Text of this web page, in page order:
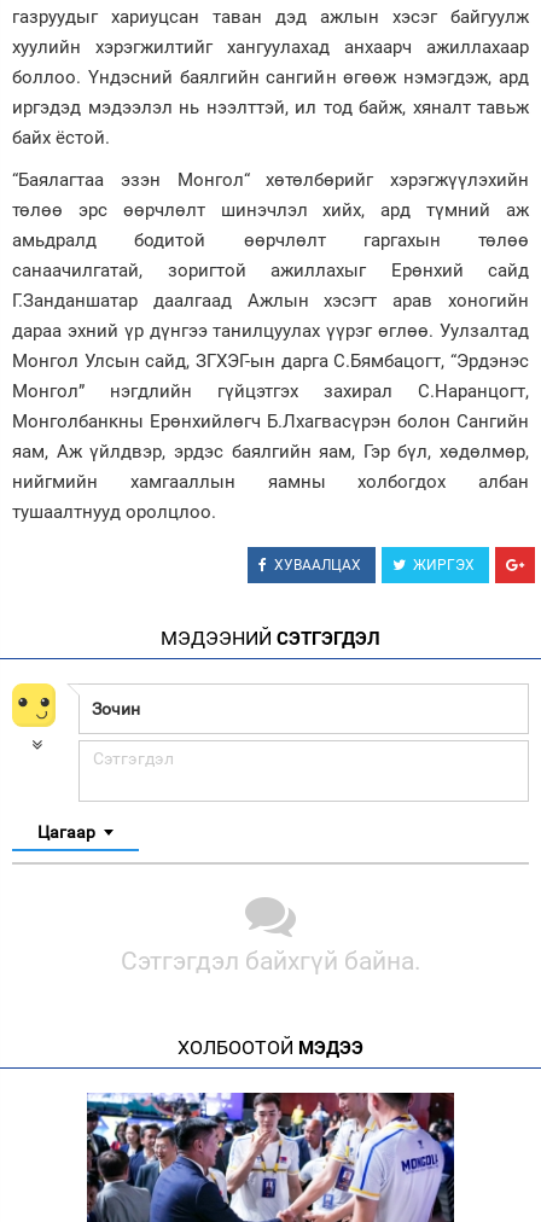
газруудыг хариуцсан таван дэд ажлын хэсэг байгуулж
хуулийн хэрэгжилтийг хангуулахад анхаарч ажиллахаар
боллоо. Үндэсний баялгийн сангийн өгөөж нэмэгдэж, ард
иргэдэд мэдээлэл нь нээлттэй, ил тод байж, хяналт тавьж
байх ёстой.
“Баялагтаа эзэн Монгол“ хөтөлбөрийг хэрэгжүүлэхийн
төлөө эрс өөрчлөлт шинэчлэл хийх, ард түмний аж
амьдралд бодитой өөрчлөлт гаргахын төлөө
санаачилгатай, зоригтой ажиллахыг Ерөнхий сайд
Г.Занданшатар даалгаад Ажлын хэсэгт арав хоногийн
дараа эхний үр дүнгээ танилцуулах үүрэг өглөө. Уулзалтад
Монгол Улсын сайд, ЗГХЭГ-ын дарга С.Бямбацогт, “Эрдэнэс
Монгол” нэгдлийн гүйцэтгэх захирал С.Наранцогт,
Монголбанкны Ерөнхийлөгч Б.Лхагвасүрэн болон Сангийн
яам, Аж үйлдвэр, эрдэс баялгийн яам, Гэр бүл, хөдөлмөр,
нийгмийн хамгааллын яамны холбогдох албан
тушаалтнууд оролцлоо.
ХУВААЛЦАХ ЖИРГЭХ
МЭДЭЭНИЙ СЭТГЭГДЭЛ
Цагаар
Сэтгэгдэл байхгүй байна.
ХОЛБООТОЙ МЭДЭЭ